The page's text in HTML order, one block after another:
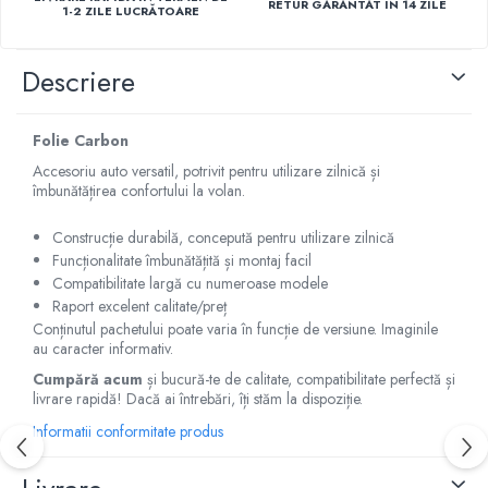
Capace r14 Nissan
Capace r14 Seat
Capace r14 Toyota
Capace r14 Volvo
Capace r14 VW
Capace r15 Alfa Romeo
Capace r15 Audi
Capace r15 BMW
Capace r15 Chevrolet
Capace r15 Dacia
Capace r15 Daewo
Capace r15 Ford
Capace r15 Hyundai
1-2 ZILE LUCRĂTOARE
RETUR GARANTAT IN 14 ZILE
Descriere
Folie Carbon
Accesoriu auto versatil, potrivit pentru utilizare zilnică și
îmbunătățirea confortului la volan.
Construcție durabilă, concepută pentru utilizare zilnică
Funcționalitate îmbunătățită și montaj facil
Compatibilitate largă cu numeroase modele
Raport excelent calitate/preț
Conținutul pachetului poate varia în funcție de versiune. Imaginile
au caracter informativ.
Cumpără acum și bucură-te de calitate, compatibilitate perfectă și
livrare rapidă! Dacă ai întrebări, îți stăm la dispoziție.
Informatii conformitate produs